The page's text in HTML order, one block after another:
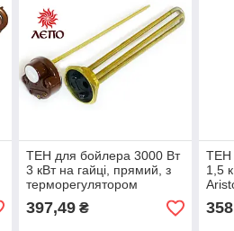
ТЕН для бойлера 3000 Вт
3 кВт на гайці, прямий, з
терморегулятором
397,49₴
ТЕН
1,5